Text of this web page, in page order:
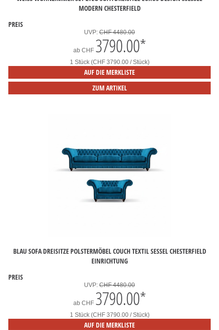
ODERN CHESTERFIELD
PREIS
UVP: CHF 4480.00
ab CHF 3790.00*
1 Stück (CHF 3790.00 / Stück)
AUF DIE MERKLISTE
ZUM ARTIKEL
BLAU SOFA DREISITZE POLSTERMÖBEL COUCH TEXTIL SESSEL CHESTERFIELD
EINRICHTUNG
PREIS
UVP: CHF 4480.00
ab CHF 3790.00*
1 Stück (CHF 3790.00 / Stück)
AUF DIE MERKLISTE